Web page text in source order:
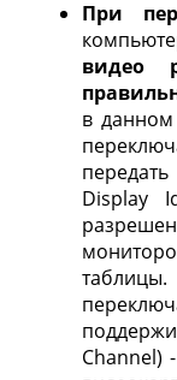
При
видео
в
Display
Channel)